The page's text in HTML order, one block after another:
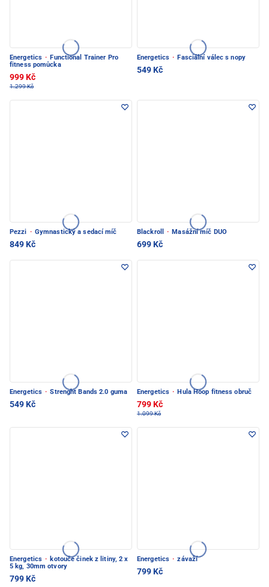
Energetics · Functional Trainer Pro
fitness pomůcka
999 Kč
1.299 Kč
Energetics · Fasciální válec s nopy
549 Kč
Pezzi · Gymnastický a sedací míč
849 Kč
Blackroll · Masážní míč DUO
699 Kč
Energetics · Strenght Bands 2.0 guma
549 Kč
Energetics · Hula Hoop fitness obruč
799 Kč
1.099 Kč
Energetics · kotouče činek z litiny, 2 x
5 kg, 30mm otvory
799 Kč
Energetics · závaží
799 Kč